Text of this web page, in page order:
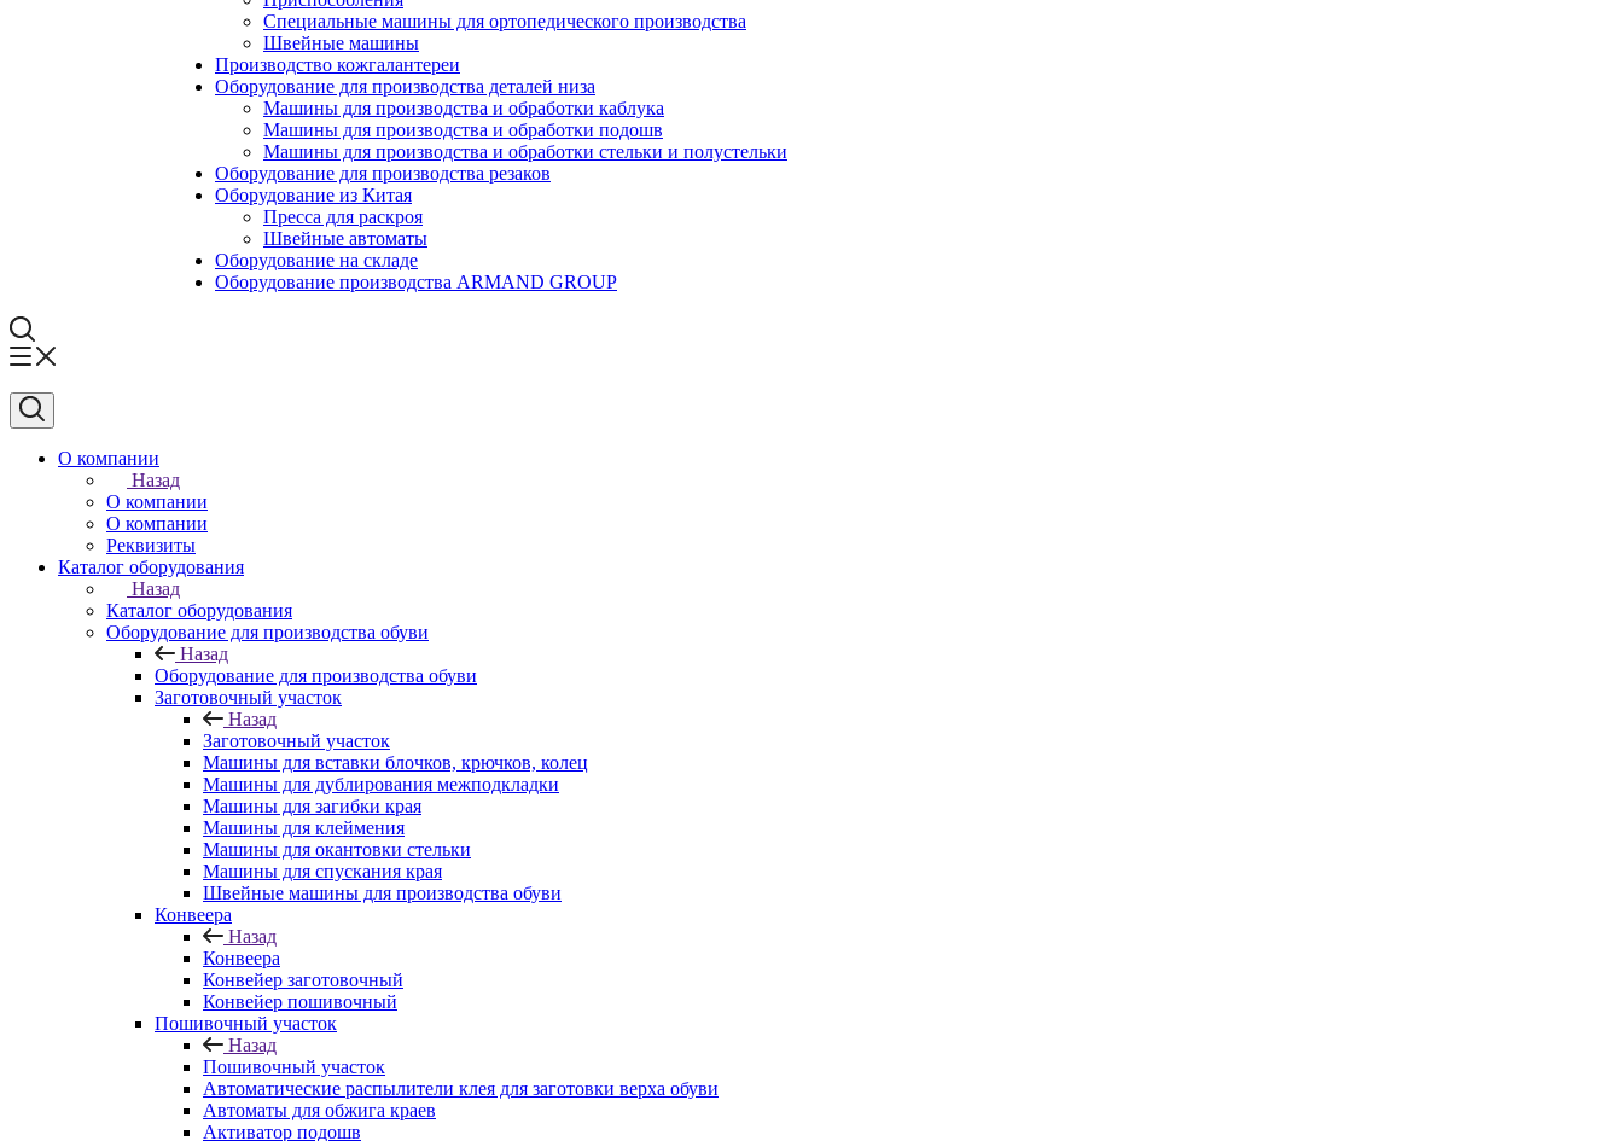
Специальные машины для ортопедического производства
Швейные машины
Производство кожгалантереи
Оборудование для производства деталей низа
Машины для производства и обработки каблука
Машины для производства и обработки подошв
Машины для производства и обработки стельки и полустельки
Оборудование для производства резаков
Оборудование из Китая
Пресса для раскроя
Швейные автоматы
Оборудование на складе
Оборудование производства ARMAND GROUP
О компании
Назад
О компании
О компании
Реквизиты
Каталог оборудования
Назад
Каталог оборудования
Оборудование для производства обуви
Назад
Оборудование для производства обуви
Заготовочный участок
Назад
Заготовочный участок
Машины для вставки блочков, крючков, колец
Машины для дублирования межподкладки
Машины для загибки края
Машины для клеймения
Машины для окантовки стельки
Машины для спускания края
Швейные машины для производства обуви
Конвеера
Назад
Конвеера
Конвейер заготовочный
Конвейер пошивочный
Пошивочный участок
Назад
Пошивочный участок
Автоматические распылители клея для заготовки верха обуви
Автоматы для обжига краев
Активатор подошв